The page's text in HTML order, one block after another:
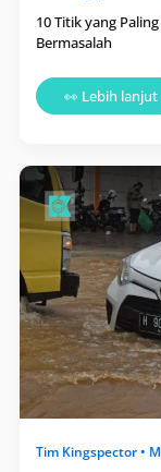
10 Titik yang
Bermasalah
👀 Lebih lanjut
Tim Kingspector•
Mobil
Bekas
Bekas
Banjir
vs
Bekas
Tabrak:
Mana
yang
Lebih
Berisiko
Dibeli?